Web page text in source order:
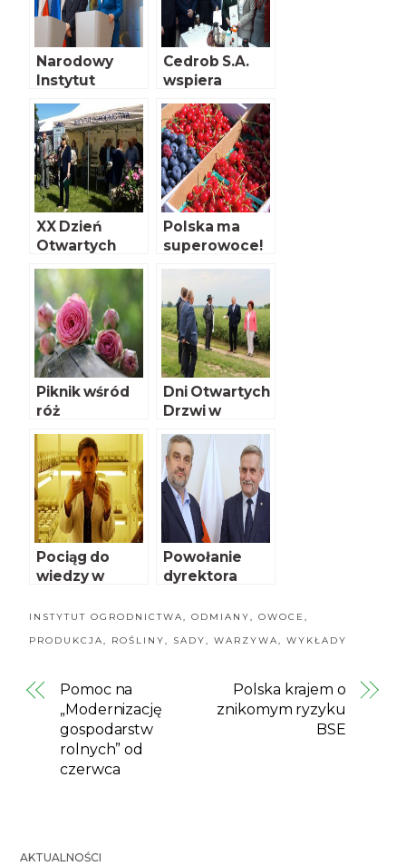
Narodowy
Instytut
Kultury i
Dziedzictwa
Wsi
Cedrob S.A.
wspiera
odnowę
synagogi w
Radzanowie
XX Dzień
Otwartych
Drzwi
Instytutu
Ogrodnictwa –
relacja
Polska ma
superowoce!
Piknik wśród
róż
Dni Otwartych
Drzwi w
Boguchwale
Pociąg do
wiedzy w
Ogrodnictwa
Powołanie
dyrektora
Instytutu
Kultury i
INSTYTUT OGRODNICTWA,ODMIANY,OWOCE,
PRODUKCJA, ROŚLINY, SADY,WARZYWA,WYKŁADY
Pomoc na
„Modernizację
gospodarstw
rolnych” od
czerwca
Polska krajem o
znikomym ryzyku
BSE
AKTUALNOŚCI